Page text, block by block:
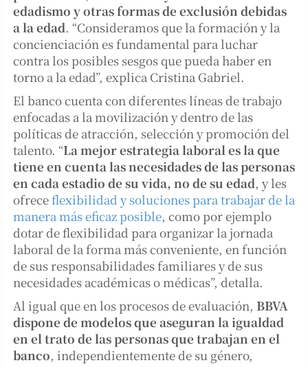
edadismo y otras formas de exclusión debidas
a la edad. “Consideramos que la formación y la
concienciación es fundamental para luchar
contra los posibles sesgos que pueda haber en
torno a la edad”, explica Cristina Gabriel.
El banco cuenta con diferentes líneas de trabajo
enfocadas a la movilización y dentro de las
políticas de atracción, selección y promoción del
talento. “La mejor estrategia laboral es la que
tiene en cuenta las necesidades de las personas
en cada estadio de su vida, no de su edad, y les
ofreceflexibilidad y soluciones para trabajar de la
manera más eficaz posible, como por ejemplo
dotar de flexibilidad para organizar la jornada
laboral de la forma más conveniente, en función
de sus responsabilidades familiares y de sus
necesidades académicas o médicas”, detalla.
Al igual que en los procesos de evaluación, BBVA
dispone de modelos que aseguran la igualdad
en el trato de las personas que trabajan en el
banco, independientemente de su género,